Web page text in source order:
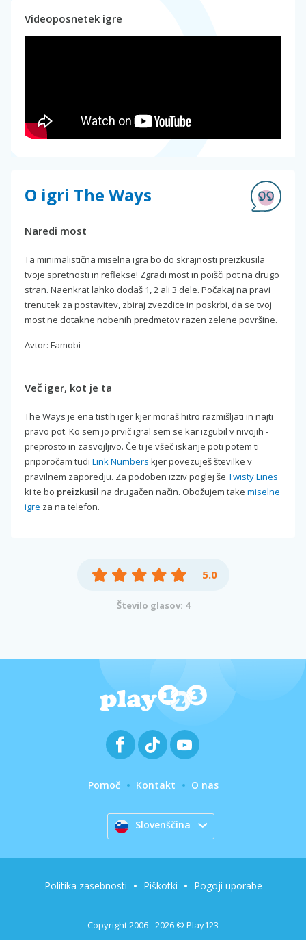
Videoposnetek igre
O igri The Ways
Naredi most
Ta minimalistična miselna igra bo do skrajnosti preizkusila
tvoje spretnosti in reflekse! Zgradi most in poišči pot na drugo
stran. Naenkrat lahko dodaš 1, 2 ali 3 dele. Počakaj na pravi
trenutek za postavitev, zbiraj zvezdice in poskrbi, da se tvoj
most ne dotakne nobenih predmetov razen zelene površine.
Avtor: Famobi
Več iger, kot je ta
The Ways je ena tistih iger kjer moraš hitro razmišljati in najti
pravo pot. Ko sem jo prvič igral sem se kar izgubil v nivojih -
preprosto in zasvojljivo. Če ti je všeč iskanje poti potem ti
priporočam tudi Link Numbers kjer povezuješ številke v
pravilnem zaporedju. Za podoben izziv poglej še Twisty Lines
ki te bo preizkusil na drugačen način. Obožujem take miselne
igre za na telefon.
5.0
Število glasov: 4
Pomoč Kontakt O nas
Slovenščina
Copyright 2006 - 2026 © Play123
Politika zasebnosti Piškotki Pogoji uporabe